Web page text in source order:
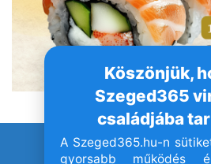
Köszönjük,
Szeged365
családjába
A Szeged365.hu-n
gyorsabb működés
© Szeged365.hu I Minden